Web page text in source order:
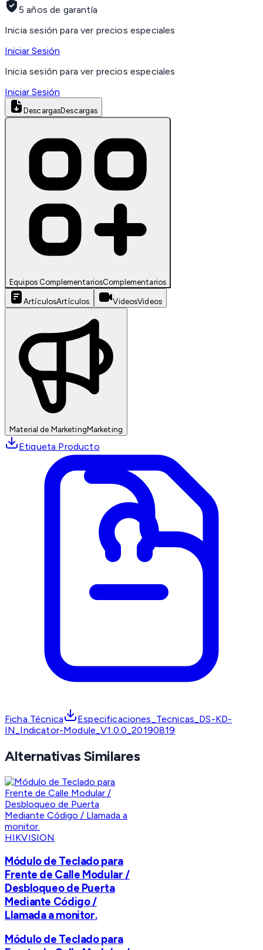
5 años de garantía
Inicia sesión para ver precios especiales
Iniciar Sesión
Inicia sesión para ver precios especiales
Iniciar Sesión
DescargasDescargas
Equipos ComplementariosComplementarios
ArtículosArtículos VideosVideos
Material de MarketingMarketing
Etiqueta Producto
Ficha Técnica
Especificaciones_Tecnicas_DS-KD-
IN_Indicator-Module_V1.0.0_20190819
Alternativas Similares
HIKVISION
Módulo de Teclado para
Frente de Calle Modular /
Desbloqueo de Puerta
Mediante Código /
Llamada a monitor.
Módulo de Teclado para